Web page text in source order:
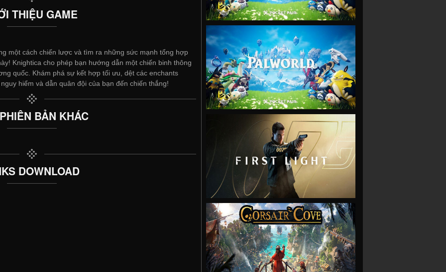
THIỆU GAME
một cách chiến lược và tìm ra những sức mạnh tổng hợp
Knightica cho phép bạn hướng dẫn một chiến binh thông
quốc. Khám phá sự kết hợp tối ưu, dệt các enchants
hiểm và dẫn quân đội của bạn đến chiến thắng!
BẢN KHÁC
DOWNLOAD
VIEW
VIEW
VIEW